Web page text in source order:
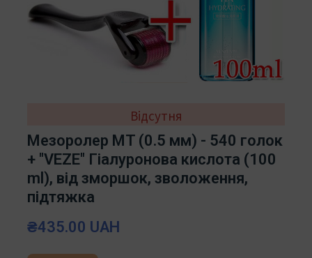
Відсутня
Мезоролер MT (0.5 мм) - 540 голок
+ "VEZE" Гіалуронова кислота (100
ml), від зморшок, зволоження,
підтяжка
₴435.00 UAH